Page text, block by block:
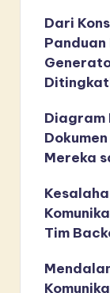
Dari
Diagram
Mereka
Tim